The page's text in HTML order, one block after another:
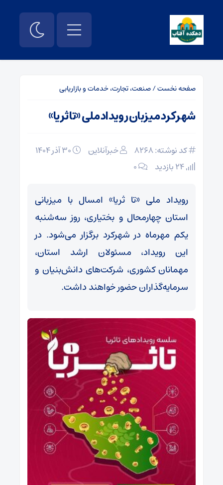
صفحه نخست/صنعت، تجارت، خدمات و بازاریابی
شهرکرد میزبان رویداد ملی «تا ثریا»
کد نوشته: 8268 خبرآنلاین
۰
رویداد ملی «تا ثریا» امسال با میزبانی
استان چهارمحال و بختیاری، روز سه‌شنبه
یکم مهرماه در شهرکرد برگزار می‌شود. در
این رویداد، مسئولان ارشد استان،
مهمانان کشوری، شرکت‌های دانش‌بنیان و
سرمایه‌گذاران حضور خواهند داشت.